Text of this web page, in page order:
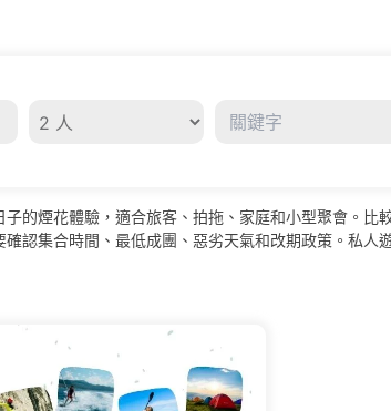
的煙花體驗，適合旅客、拍拖、家庭和小型聚會。
認集合時間、最低成團、惡劣天氣和改期政策。私人